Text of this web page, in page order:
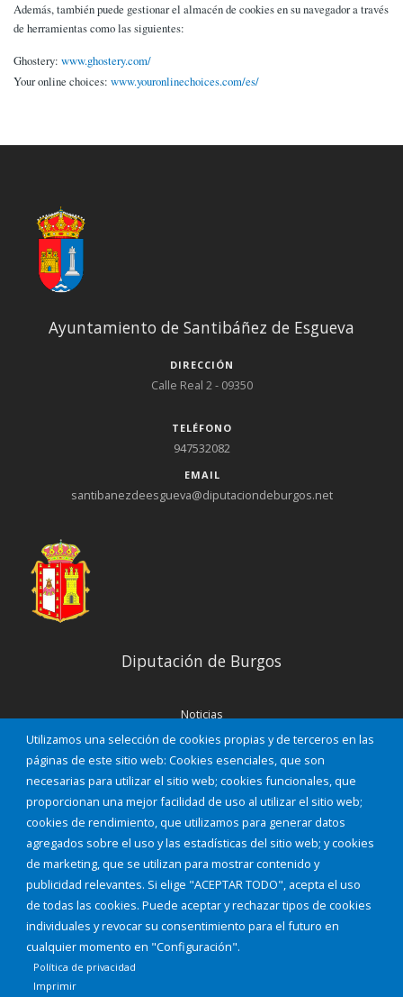
Además, también puede gestionar el almacén de cookies en su navegador a través
de herramientas como las siguientes:
Ghostery: www.ghostery.com/
Your online choices: www.youronlinechoices.com/es/
Utilizamos una selección de cookies propias y de terceros en las
páginas de este sitio web: Cookies esenciales, que son
necesarias para utilizar el sitio web; cookies funcionales, que
proporcionan una mejor facilidad de uso al utilizar el sitio web;
cookies de rendimiento, que utilizamos para generar datos
agregados sobre el uso y las estadísticas del sitio web; y cookies
de marketing, que se utilizan para mostrar contenido y
publicidad relevantes. Si elige "ACEPTAR TODO", acepta el uso
de todas las cookies. Puede aceptar y rechazar tipos de cookies
individuales y revocar su consentimiento para el futuro en
cualquier momento en "Configuración".
Política de privacidad
Imprimir
Ayuntamiento de Santibáñez de Esgueva
DIRECCIÓN
Calle Real 2 - 09350
TELÉFONO
947532082
EMAIL
santibanezdeesgueva@diputaciondeburgos.net
Diputación de Burgos
Noticias
Eventos
Corporación Municipal
Teléfonos de interés
INICIAR SESIÓN
MAPA WEB